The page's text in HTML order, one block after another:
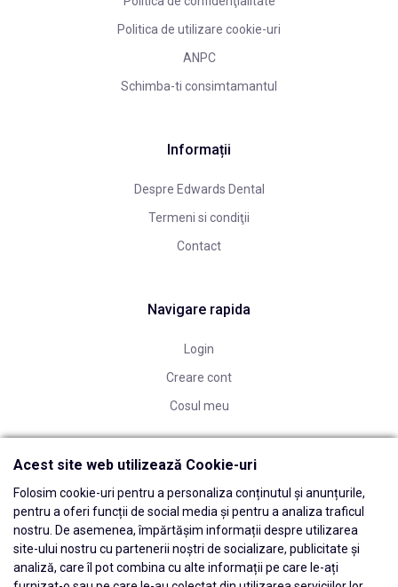
Politica de utilizare cookie-uri
ANPC
Schimba-ti consimtamantul
Informații
Despre Edwards Dental
Termeni si condiţii
Contact
Navigare rapida
Login
Creare cont
Cosul meu
Acest site web utilizează Cookie-uri
Folosim cookie-uri pentru a personaliza conținutul și anunțurile,
pentru a oferi funcții de social media și pentru a analiza traficul
nostru. De asemenea, împărtășim informații despre utilizarea
site-ului nostru cu partenerii noștri de socializare, publicitate și
analiză, care îl pot combina cu alte informații pe care le-ați